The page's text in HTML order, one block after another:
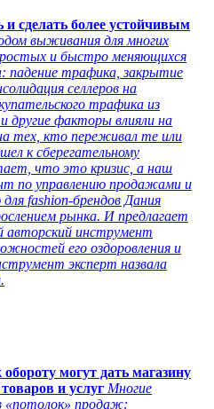
и сделать более устойчивым
выживания для многих
и быстро меняющихся
падение трафика, закрытие
селлеров на
трафика из
другие факторы влияли на
тех, кто переживал те или
к сберегательному
что это кризис, а наш
по управлению продажами и
fashion-брендов Дания
рынка. И предлагает
авторский инструмент
его оздоровления и
эксперт назвала
могут дать магазину
и услуг Многие
«потолок» продаж: